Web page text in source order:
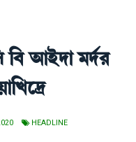
[¤ "àÒüƒà ³ƒ¢¹
HEADLINE